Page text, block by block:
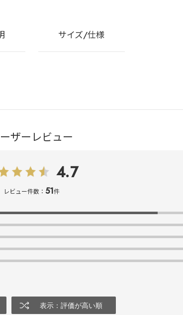
サイズ/仕様
ザーレビュー
4.7
レビュー件数： 51件
表示：評価が高い順